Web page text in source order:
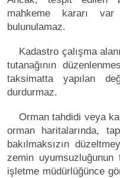
mahkeme kararı
bulunulamaz.
Kadastro çalışma
tutanağının
taksimatta yapılan
durdurmaz.
Orman tahdidi veya
orman haritalarında,
bakılmaksızın
zemin
işletme müdürlüğünce